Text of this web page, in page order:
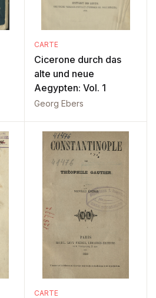
CARTE
Cicerone durch das
alte und neue
Aegypten: Vol. 1
Georg Ebers
CARTE